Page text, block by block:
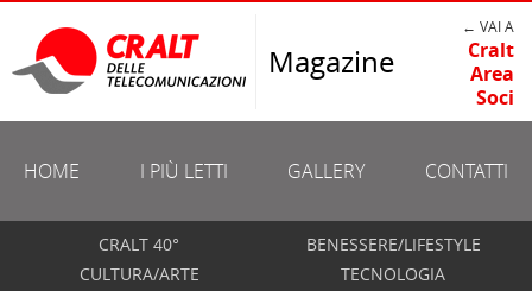
Magazine
← VAI A
Cralt
Area
Soci
HOME I PIÙ LETTI GALLERY CONTATTI
CRALT 40°
CULTURA/ARTE
BENESSERE/LIFESTYLE
TECNOLOGIA